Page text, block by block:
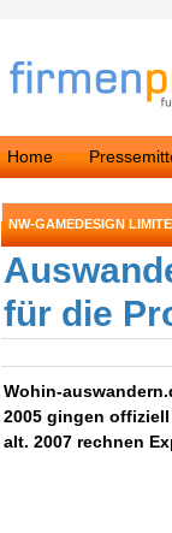
Home
NW-GAMEDESIGN
für die
Wohin-
2005 gingen
alt. 2007 rechnen